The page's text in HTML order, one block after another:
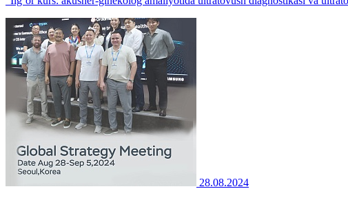
28.08.2024